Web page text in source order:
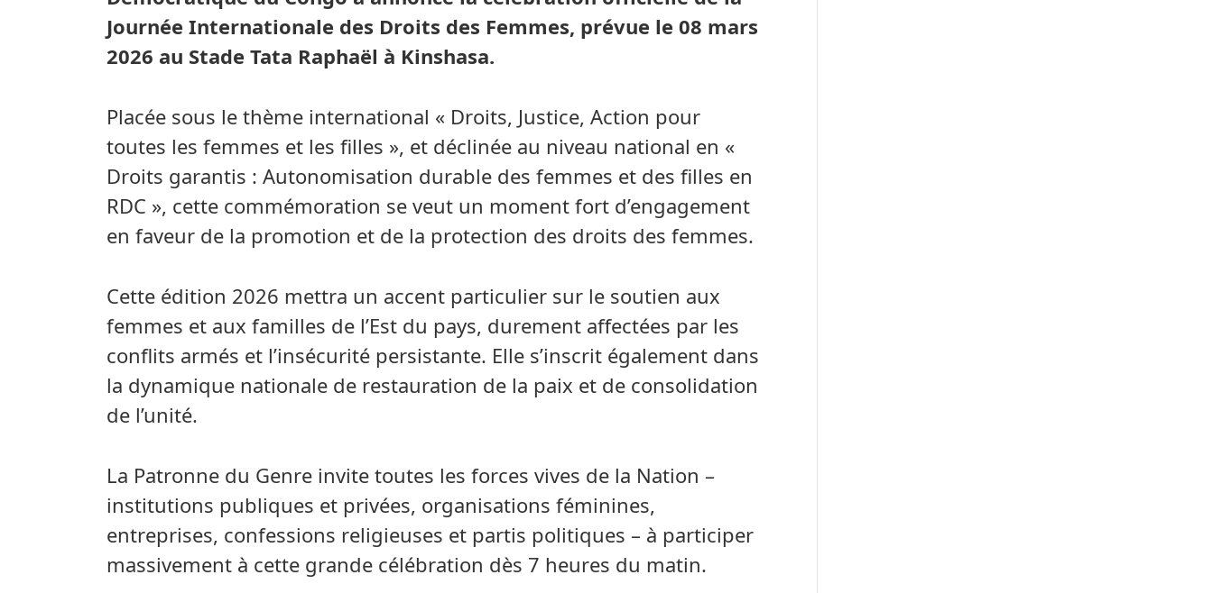
Journée Internationale des Droits des Femmes, prévue le 08 mars
2026 au Stade Tata Raphaël à Kinshasa.
Placée sous le thème international « Droits, Justice, Action pour
toutes les femmes et les filles », et déclinée au niveau national en «
Droits garantis : Autonomisation durable des femmes et des filles en
RDC », cette commémoration se veut un moment fort d’engagement
en faveur de la promotion et de la protection des droits des femmes.
Cette édition 2026 mettra un accent particulier sur le soutien aux
femmes et aux familles de l’Est du pays, durement affectées par les
conflits armés et l’insécurité persistante. Elle s’inscrit également dans
la dynamique nationale de restauration de la paix et de consolidation
de l’unité.
La Patronne du Genre invite toutes les forces vives de la Nation –
institutions publiques et privées, organisations féminines,
entreprises, confessions religieuses et partis politiques – à participer
massivement à cette grande célébration dès 7 heures du matin.